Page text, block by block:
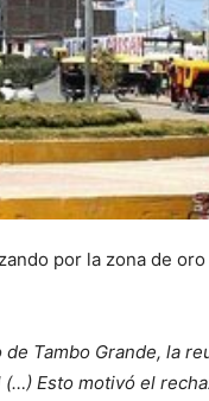
por la zona de
Tambo Grande, la
Esto motivó el